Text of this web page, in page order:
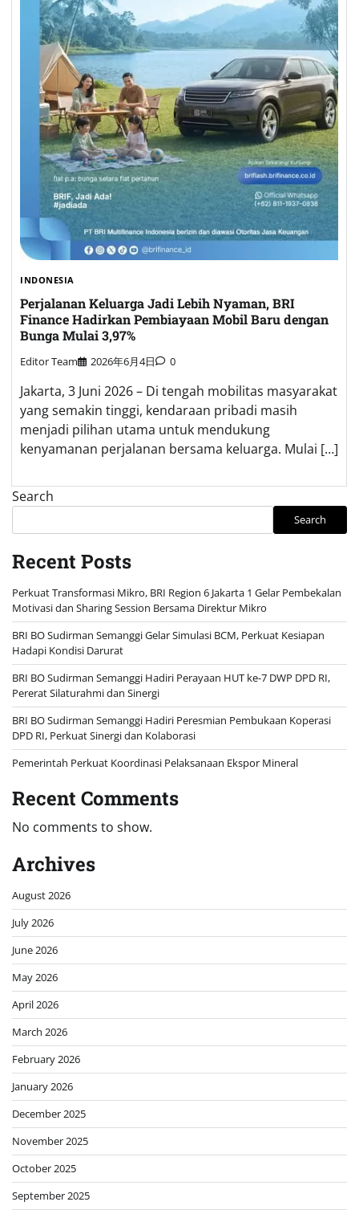
INDONESIA
Perjalanan Keluarga Jadi Lebih Nyaman, BRI
Finance Hadirkan Pembiayaan Mobil Baru dengan
Bunga Mulai 3,97%
Editor Team 2026年6月4日 0
Jakarta, 3 Juni 2026 – Di tengah mobilitas masyarakat
yang semakin tinggi, kendaraan pribadi masih
menjadi pilihan utama untuk mendukung
kenyamanan perjalanan bersama keluarga. Mulai […]
Search
Search
Recent Posts
Perkuat Transformasi Mikro, BRI Region 6 Jakarta 1 Gelar Pembekalan
Motivasi dan Sharing Session Bersama Direktur Mikro
BRI BO Sudirman Semanggi Gelar Simulasi BCM, Perkuat Kesiapan
Hadapi Kondisi Darurat
BRI BO Sudirman Semanggi Hadiri Perayaan HUT ke-7 DWP DPD RI,
Pererat Silaturahmi dan Sinergi
BRI BO Sudirman Semanggi Hadiri Peresmian Pembukaan Koperasi
DPD RI, Perkuat Sinergi dan Kolaborasi
Pemerintah Perkuat Koordinasi Pelaksanaan Ekspor Mineral
Recent Comments
No comments to show.
Archives
August 2026
July 2026
June 2026
May 2026
April 2026
March 2026
February 2026
January 2026
December 2025
November 2025
October 2025
September 2025